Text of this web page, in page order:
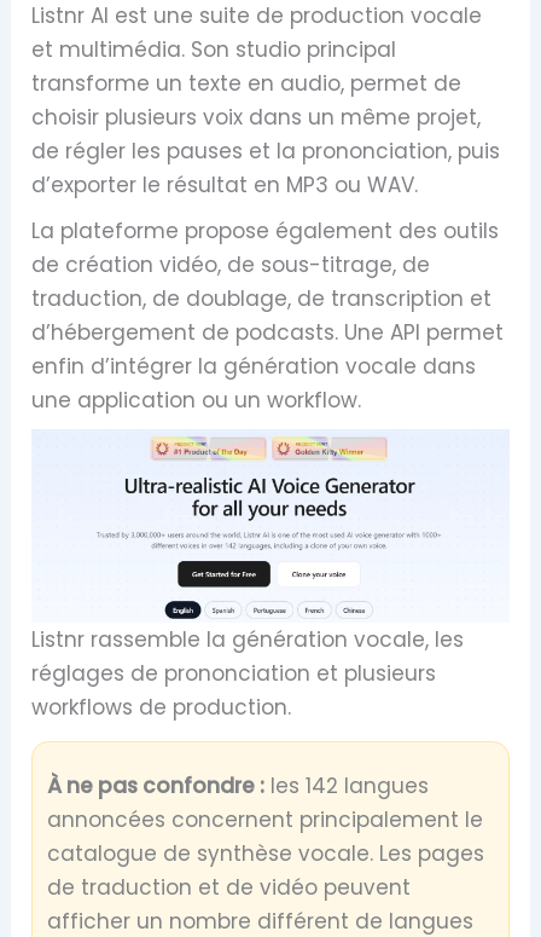
Listnr AI est une suite de production vocale
et multimédia. Son studio principal
transforme un texte en audio, permet de
choisir plusieurs voix dans un même projet,
de régler les pauses et la prononciation, puis
d’exporter le résultat en MP3 ou WAV.
La plateforme propose également des outils
de création vidéo, de sous-titrage, de
traduction, de doublage, de transcription et
d’hébergement de podcasts. Une API permet
enfin d’intégrer la génération vocale dans
une application ou un workflow.
Listnr rassemble la génération vocale, les
réglages de prononciation et plusieurs
workflows de production.
À ne pas confondre : les 142 langues
annoncées concernent principalement le
catalogue de synthèse vocale. Les pages
de traduction et de vidéo peuvent
afficher un nombre différent de langues